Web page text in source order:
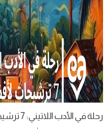
رحلة في الأدب اللاتيني: 7 ترشيحات لأفضل الروايات اللاتينية